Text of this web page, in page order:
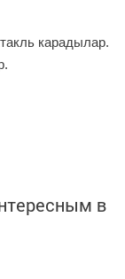
карадылар.
в